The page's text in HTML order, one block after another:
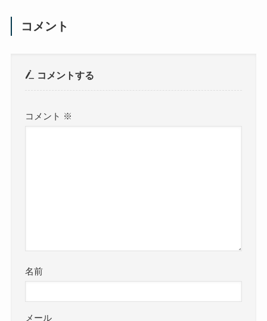
コメント
コメントする
コメント ※
名前
メール